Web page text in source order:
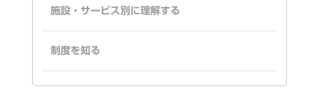
施設・サービス別に理解する
制度を知る